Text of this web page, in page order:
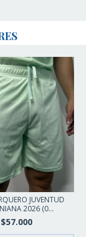
JUVENTUD
2026 (0...
$57.000